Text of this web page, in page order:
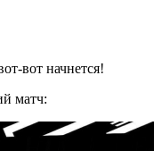
вот начнется!
матч: